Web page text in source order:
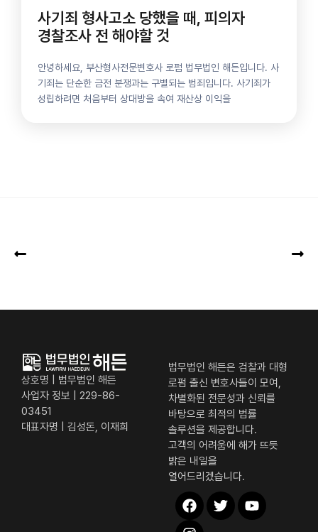
사기죄 형사고소 당했을 때, 피의자
경찰조사 전 해야할 것
안녕하세요, 부산형사전문변호사 로펌 법무법인 해든입니다. 사
기죄는 단순한 금전 분쟁과는 구별되는 범죄입니다. 사기죄가
성립하려면 처음부터 상대방을 속여 재산상 이익을
상호명 | 법무법인 해든
사업자 정보 | 229-86-
03451
대표자명 | 김성돈, 이재희
법무법인 해든은 검찰과 대형
로펌 출신 변호사들이 모여,
차별화된 전문성과 신뢰를
바탕으로 최적의 법률
솔루션을 제공합니다.
고객의 어려움에 해가 뜨듯
밝은 내일을
열어드리겠습니다.